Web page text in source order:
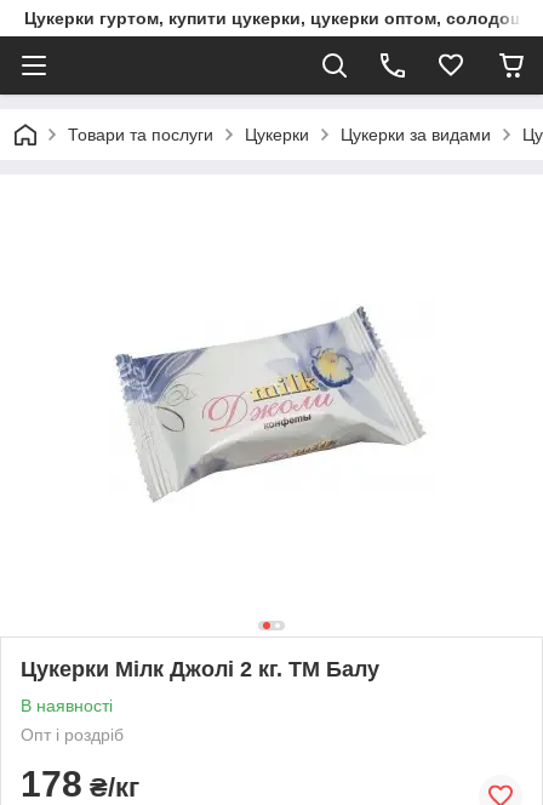
Цукерки гуртом, купити цукерки, цукерки оптом, солодощі
Товари та послуги Цукерки Цукерки за видами
Цукерки Мілк Джолі 2 кг. ТМ Балу
В наявності
Опт і роздріб
178 ₴/кг